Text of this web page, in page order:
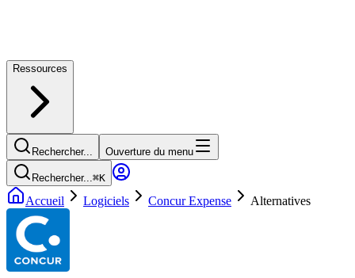
Ressources
Rechercher... Ouverture du menu
Rechercher...⌘K
Accueil Logiciels Concur Expense Alternatives